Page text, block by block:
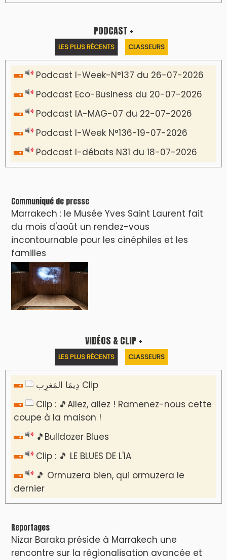
PODCAST +
LES PLUS RÉCENTS CLASSEURS
Podcast I-Week-N°137 du 26-07-2026
Podcast Eco-Business du 20-07-2026
Podcast IA-MAG-07 du 22-07-2026
Podcast I-Week N°136-19-07-2026
Podcast I-débats N31 du 18-07-2026
Communiqué de presse
Marrakech : le Musée Yves Saint Laurent fait
du mois d'août un rendez-vous
incontournable pour les cinéphiles et les
familles
VIDÉOS & CLIP +
LES PLUS RÉCENTS CLASSEURS
دِيمَا المَغرِب Clip
Clip : 🎵Allez, allez ! Ramenez-nous cette
coupe à la maison !
🎵Bulldozer Blues
Clip : 🎵 LE BLUES DE L'IA
🎵 Ormuzera bien, qui ormuzera le
dernier
Reportages
Nizar Baraka préside à Marrakech une
rencontre sur la régionalisation avancée et